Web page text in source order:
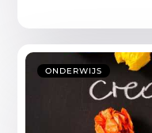
ONDERWIJS